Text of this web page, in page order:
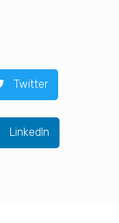
Twitter
LinkedIn